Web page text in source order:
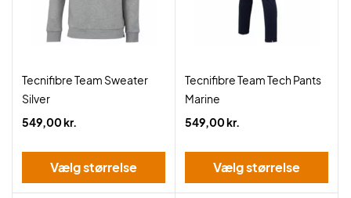
Tecnifibre Team Sweater
Silver
549,00 kr.
Vælg størrelse
Tecnifibre Team Tech Pants
Marine
549,00 kr.
Vælg størrelse